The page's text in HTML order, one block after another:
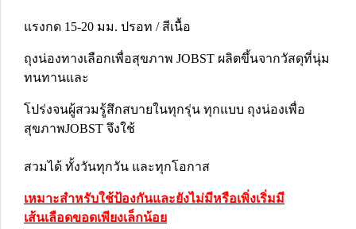
แรงกด 15-20 มม. ปรอท / สีเนื้อ
ถุงน่องทางเลือกเพื่อสุขภาพ JOBST ผลิตขึ้นจากวัสดุที่นุ่ม
ทนทานและ
โปร่งจนผู้สวมรู้สึกสบายในทุกรุ่น ทุกแบบ ถุงน่องเพื่อ
สุขภาพJOBST จึงใช้
สวมได้ ทั้งวันทุกวัน และทุกโอกาส
เหมาะสำหรับใช้ป้องกันและยังไม่มีหรือเพิ่งเริ่มมี
เส้นเลือดขอดเพียงเล็กน้อย